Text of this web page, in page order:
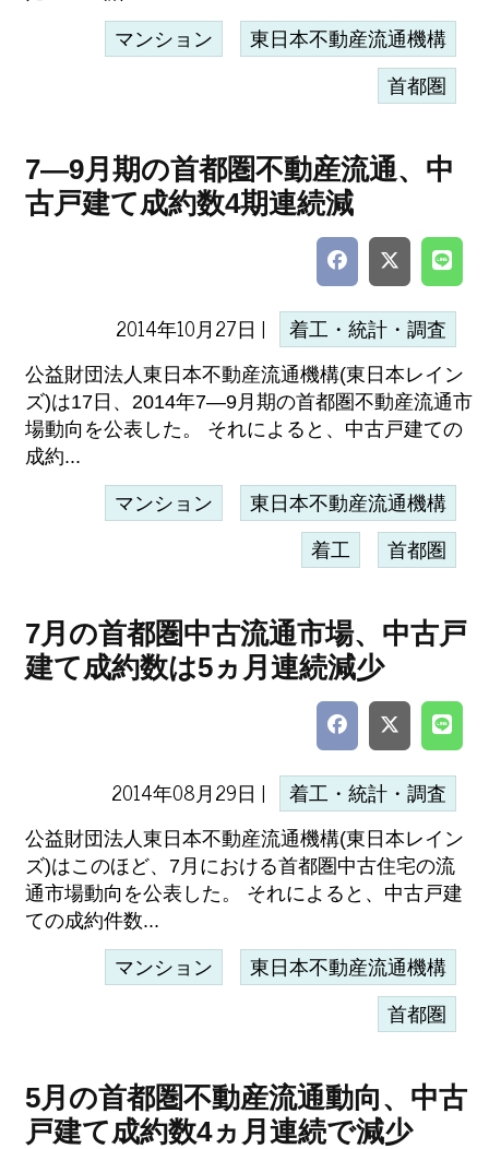
マンション 東日本不動産流通機構
首都圏
7―9月期の首都圏不動産流通、中
古戸建て成約数4期連続減
2014年10月27日 | 着工・統計・調査
公益財団法人東日本不動産流通機構(東日本レイン
ズ)は17日、2014年7―9月期の首都圏不動産流通市
場動向を公表した。 それによると、中古戸建ての
成約...
マンション 東日本不動産流通機構
着工 首都圏
7月の首都圏中古流通市場、中古戸
建て成約数は5ヵ月連続減少
2014年08月29日 | 着工・統計・調査
公益財団法人東日本不動産流通機構(東日本レイン
ズ)はこのほど、7月における首都圏中古住宅の流
通市場動向を公表した。 それによると、中古戸建
ての成約件数...
マンション 東日本不動産流通機構
首都圏
5月の首都圏不動産流通動向、中古
戸建て成約数4ヵ月連続で減少